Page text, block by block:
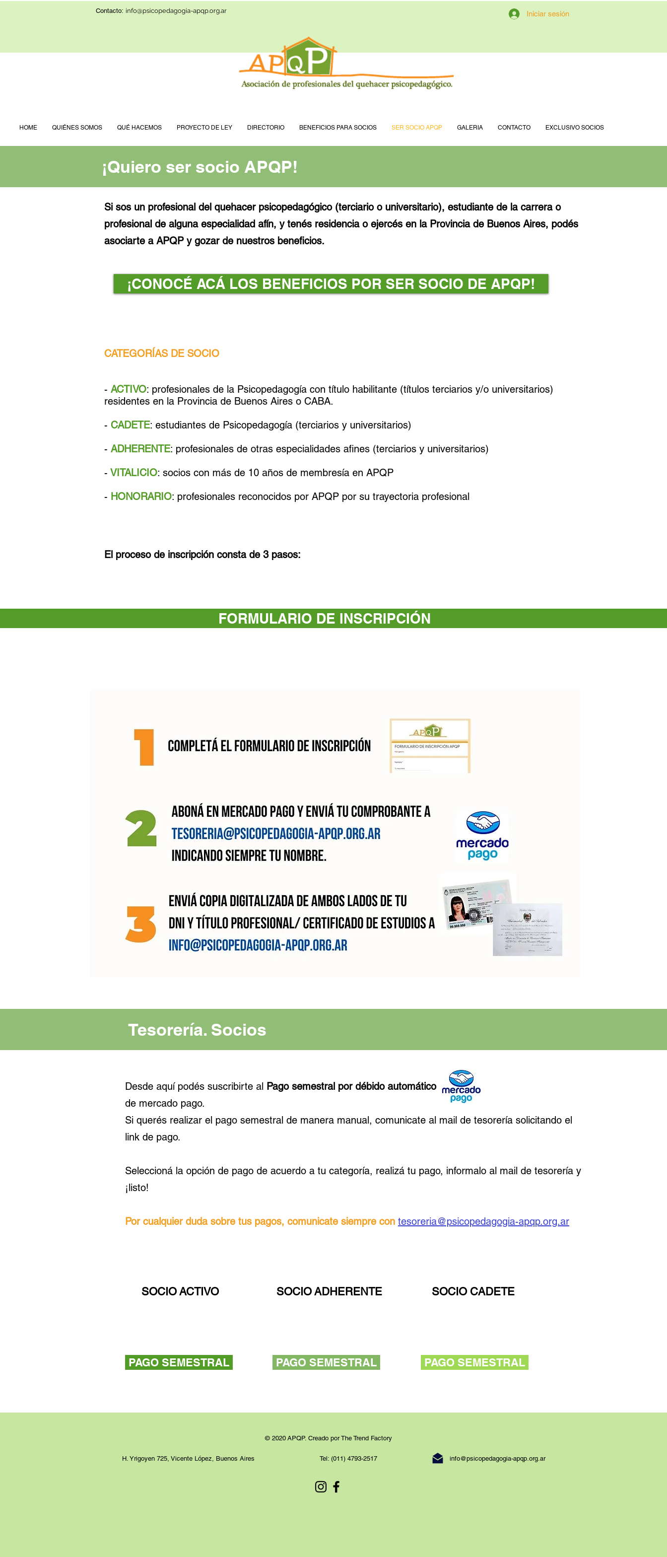
Contacto: info@psicopedagogia-apqp.org.ar Iniciar sesión
HOME QUIÉNES SOMOS QUÉ HACEMOS PROYECTO DE LEY DIRECTORIO BENEFICIOS PARA SOCIOS SER SOCIO APQP GALERIA CONTACTO EXCLUSIVO SOCIOS
Asociate y sé miembro
¡Quiero ser Socio APQP!
Si sos un profesional del quehacer psicopedagógico (terciario o universitario), estudiante de la carrera o
profesional de alguna especialidad afín, y tenés residencia o ejercés en la Provincia de Buenos Aires, podés
asociarte a APQP y gozar de nuestros beneficios.
CATEGORÍAS DE SOCIO
- ACTIVO: profesionales de la Psicopedagogía con título habilitante (títulos terciarios y/o universitarios)
residentes en la Provincia de Buenos Aires o CABA.
- CADETE: estudiantes de Psicopedagogía (terciarios y universitarios)
- ADHERENTE: profesionales de otras especialidades afines (terciarios y universitarios)
- VITALICIO: socios con más de 10 años de membresía en APQP
- HONORARIO: profesionales reconocidos por APQP por su trayectoria profesional
El proceso de inscripción consta de 3 pasos:
¡CONOCÉ ACÁ LOS BENEFICIOS POR SER SOCIO DE APQP!
FORMULARIO DE INSCRIPCIÓN
Tesorería. Socios
¡Quiero ser socio APQP!
Desde aquí podés suscribirte al Pago semestral por débido automático
de mercado pago.
Si querés realizar el pago semestral de manera manual, comunicate al mail de tesorería solicitando el
link de pago.
Seleccioná la opción de pago de acuerdo a tu categoría, realizá tu pago, informalo al mail de tesorería y
¡listo!
Por cualquier duda sobre tus pagos, comunicate siempre con tesoreria@psicopedagogia-apqp.org.ar
SOCIO ACTIVO SOCIO ADHERENTE SOCIO CADETE
PAGO SEMESTRAL PAGO SEMESTRAL PAGO SEMESTRAL
© 2020 APQP. Creado por The Trend Factory
H. Yrigoyen 725, Vicente López, Buenos Aires Tel: (011) 4793-2517 info@psicopedagogia-apqp.org.ar